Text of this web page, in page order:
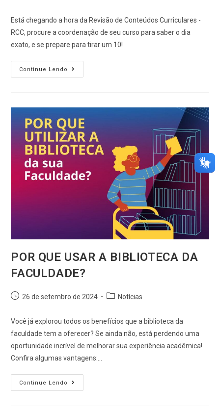
Está chegando a hora da Revisão de Conteúdos Curriculares -
RCC, procure a coordenação de seu curso para saber o dia
exato, e se prepare para tirar um 10!
Continue Lendo
POR QUE USAR A BIBLIOTECA DA
FACULDADE?
26 de setembro de 2024 Notícias
Você já explorou todos os benefícios que a biblioteca da
faculdade tem a oferecer? Se ainda não, está perdendo uma
oportunidade incrível de melhorar sua experiência acadêmica!
Confira algumas vantagens:…
Continue Lendo